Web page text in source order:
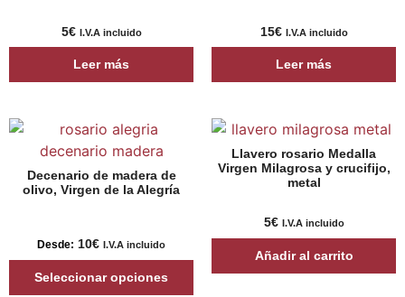
5€ I.V.A incluido
Leer más
15€ I.V.A incluido
Leer más
Decenario de madera de
olivo, Virgen de la Alegría
Desde: 10€ I.V.A incluido
Seleccionar opciones
Llavero rosario Medalla
Virgen Milagrosa y crucifijo,
metal
5€ I.V.A incluido
Añadir al carrito